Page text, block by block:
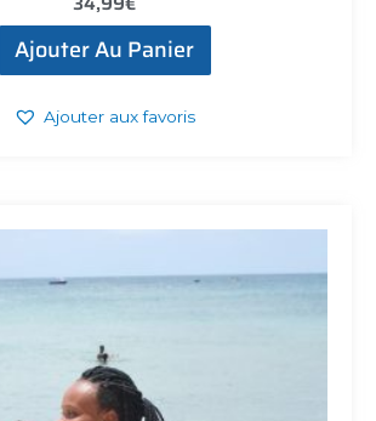
Ajouter Au Panier
Ajouter aux favoris